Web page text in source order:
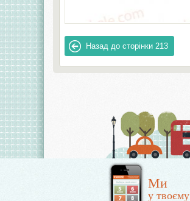
Назад до сторінки 213
Ми
у твоєму